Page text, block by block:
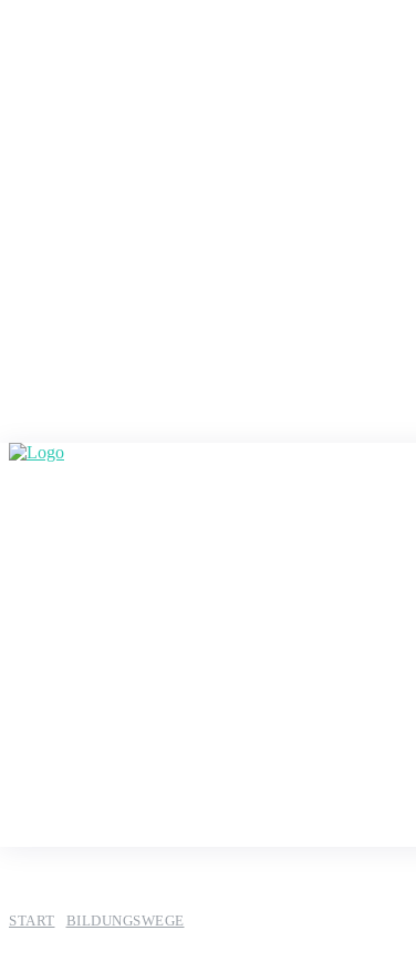
START BILDUNGSWEGE